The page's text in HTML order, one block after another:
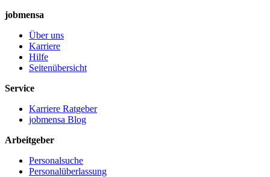
jobmensa
Über uns
Karriere
Hilfe
Seitenübersicht
Service
Karriere Ratgeber
jobmensa Blog
Arbeitgeber
Personalsuche
Personalüberlassung